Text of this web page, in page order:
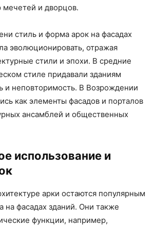
мечетей и дворцов.
стиль и форма арок на фасадах
эволюционировать, отражая
стили и эпохи. В средние
стиле придавали зданиям
и неповторимость. В Возрождении
как элементы фасадов и порталов
ансамблей и общественных
использование и
арки остаются популярным
на фасадах зданий. Они также
функции, например,